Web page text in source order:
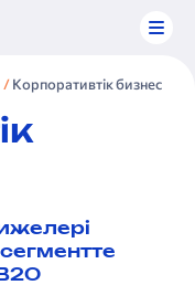
Корпоративтік бизнес